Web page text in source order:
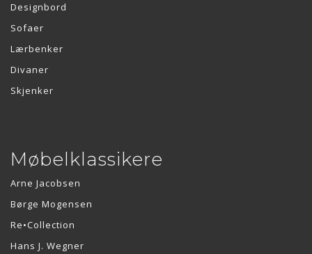
Designbord
Sofaer
Lærbenker
Divaner
Skjenker
Møbelklassikere
Arne Jacobsen
Børge Mogensen
Re•Collection
Hans J. Wegner